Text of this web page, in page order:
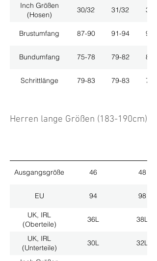
Inch Größen
(Hosen)
30/32 31/32 33/
Brustumfang 87-90 91-94 95-
Bundumfang 75-78 79-82 83-
Schrittlänge 79-83 79-83 79-
Herren lange Größen (183-190cm)
Ausgangsgröße 46 48
EU 94 98
UK, IRL
(Oberteile)
36L 38L
UK, IRL
(Unterteile)
30L 32L